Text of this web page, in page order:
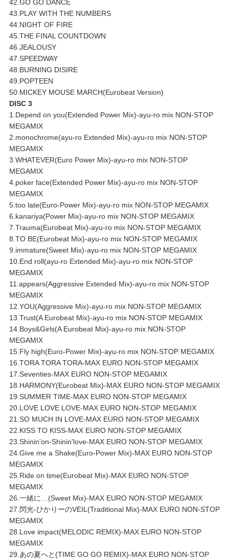
42.GO GO DANCE
43.PLAY WITH THE NUMBERS
44.NIGHT OF FIRE
45.THE FINAL COUNTDOWN
46.JEALOUSY
47.SPEEDWAY
48.BURNING DISIRE
49.POPTEEN
50.MICKEY MOUSE MARCH(Eurobeat Version)
DISC 3
1.Depend on you(Extended Power Mix)-ayu-ro mix NON-STOP
MEGAMIX
2.monochrome(ayu-ro Extended Mix)-ayu-ro mix NON-STOP
MEGAMIX
3.WHATEVER(Euro Power Mix)-ayu-ro mix NON-STOP
MEGAMIX
4.poker face(Extended Power Mix)-ayu-ro mix NON-STOP
MEGAMIX
5.too late(Euro-Power Mix)-ayu-ro mix NON-STOP MEGAMIX
6.kanariya(Power Mix)-ayu-ro mix NON-STOP MEGAMIX
7.Trauma(Eurobeat Mix)-ayu-ro mix NON-STOP MEGAMIX
8.TO BE(Eurobeat Mix)-ayu-ro mix NON-STOP MEGAMIX
9.immature(Sweet Mix)-ayu-ro mix NON-STOP MEGAMIX
10.End roll(ayu-ro Extended Mix)-ayu-ro mix NON-STOP
MEGAMIX
11.appears(Aggressive Extended Mix)-ayu-ro mix NON-STOP
MEGAMIX
12.YOU(Aggressive Mix)-ayu-ro mix NON-STOP MEGAMIX
13.Trust(A Eurobeat Mix)-ayu-ro mix NON-STOP MEGAMIX
14.Boys&Girls(A Eurobeat Mix)-ayu-ro mix NON-STOP
MEGAMIX
15.Fly high(Euro-Power Mix)-ayu-ro mix NON-STOP MEGAMIX
16.TORA TORA TORA-MAX EURO NON-STOP MEGAMIX
17.Seventies-MAX EURO NON-STOP MEGAMIX
18.HARMONY(Eurobeat Mix)-MAX EURO NON-STOP MEGAMIX
19.SUMMER TIME-MAX EURO NON-STOP MEGAMIX
20.LOVE LOVE LOVE-MAX EURO NON-STOP MEGAMIX
21.SO MUCH IN LOVE-MAX EURO NON-STOP MEGAMIX
22.KISS TO KISS-MAX EURO NON-STOP MEGAMIX
23.Shinin'on-Shinin'love-MAX EURO NON-STOP MEGAMIX
24.Give me a Shake(Euro-Power Mix)-MAX EURO NON-STOP
MEGAMIX
25.Ride on time(Eurobeat Mix)-MAX EURO NON-STOP
MEGAMIX
26.一緒に…(Sweet Mix)-MAX EURO NON-STOP MEGAMIX
27.閃光-ひかりーのVEIL(Traditional Mix)-MAX EURO NON-STOP
MEGAMIX
28.Love impact(MELODIC REMIX)-MAX EURO NON-STOP
MEGAMIX
29.あの夏へと(TIME GO GO REMIX)-MAX EURO NON-STOP